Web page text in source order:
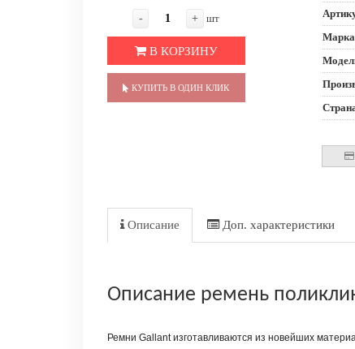
- + шт
В КОРЗИНУ
КУПИТЬ В ОДИН КЛИК
Марка
Описание Доп. характеристики
Описание ремень
Ремни Gallant изготавливаются из новейших